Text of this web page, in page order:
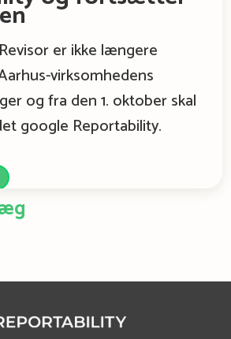
er ikke længere
virksomhedens
og fra den 1. oktober skal
google Reportability.